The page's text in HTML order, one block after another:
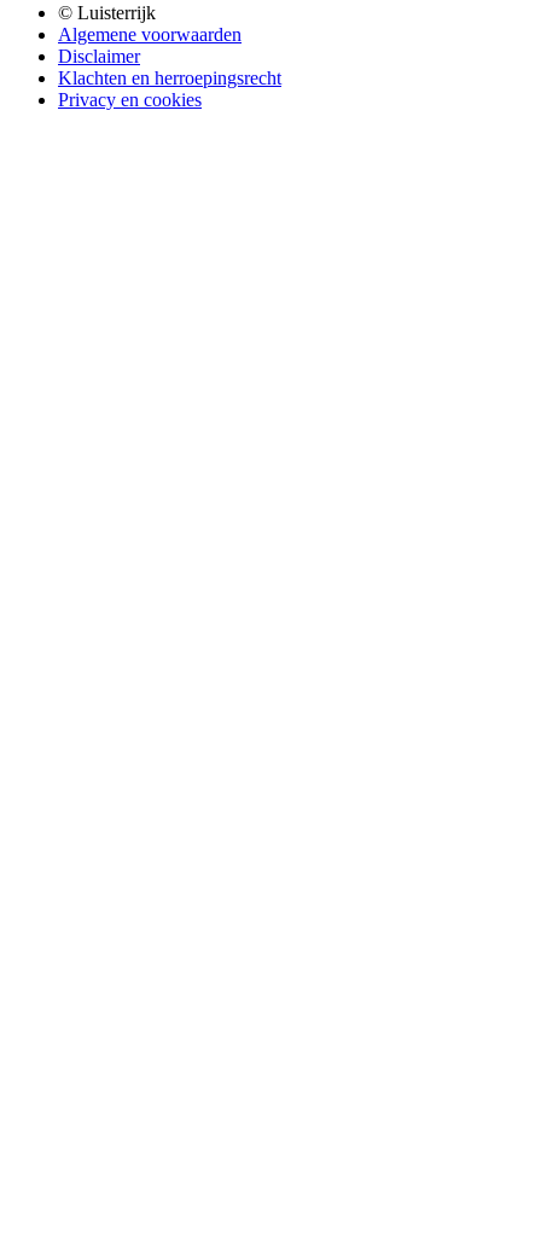
© Luisterrijk
Algemene voorwaarden
Disclaimer
Klachten en herroepingsrecht
Privacy en cookies